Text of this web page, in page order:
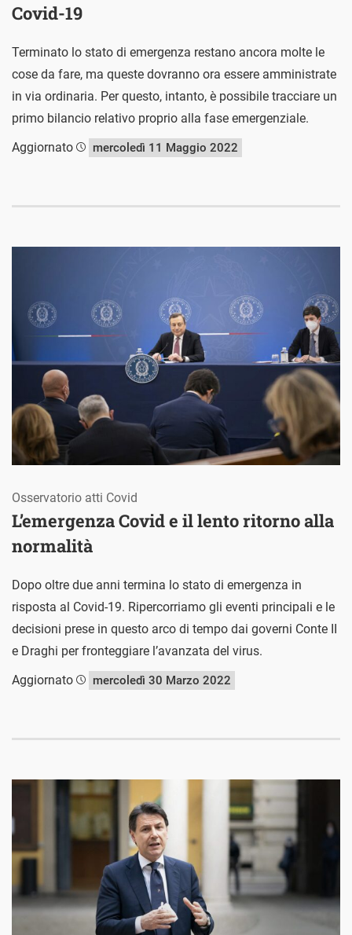
Covid-19
Terminato lo stato di emergenza restano ancora molte le
cose da fare, ma queste dovranno ora essere amministrate
in via ordinaria. Per questo, intanto, è possibile tracciare un
primo bilancio relativo proprio alla fase emergenziale.
Aggiornato
mercoledì 11 Maggio 2022
L’emergenza Covid e il lento ritorno alla
normalità
Osservatorio atti Covid
Dopo oltre due anni termina lo stato di emergenza in
risposta al Covid-19. Ripercorriamo gli eventi principali e le
decisioni prese in questo arco di tempo dai governi Conte II
e Draghi per fronteggiare l’avanzata del virus.
Aggiornato
mercoledì 30 Marzo 2022